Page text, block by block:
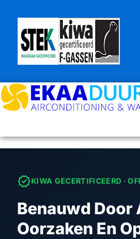
content
verifiedKIWA GECERTIFICEERD ·
Benauwd Door
Oorzaken En